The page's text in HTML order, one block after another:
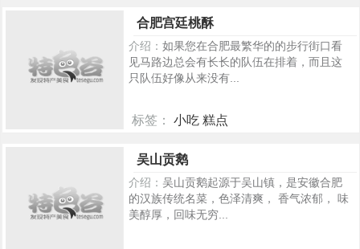
合肥宫廷桃酥
介绍： 如果您在合肥最繁华的的步行街口看
见马路边总会有长长的队伍在排着，而且这
只队伍好像从来没有...
标签： 小吃 糕点
吴山贡鹅
介绍： 吴山贡鹅起源于吴山镇，是安徽合肥
的汉族传统名菜，色泽清爽， 香气浓郁， 味
美醇厚，回味无穷...